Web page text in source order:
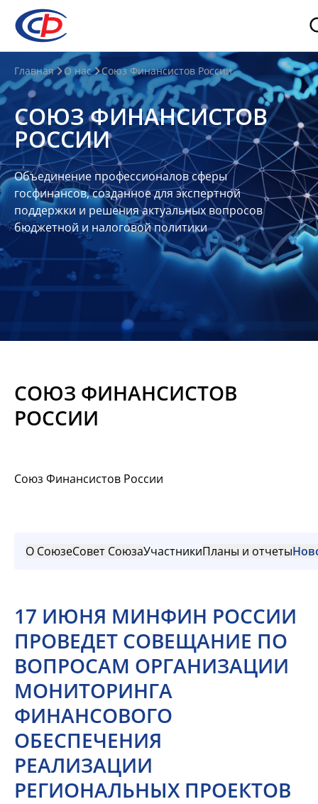
О
нас
О
СФР
Совет
Союза
Участники
Планы
отчеты
Контакты
Материалы
Главная О нас Союз Финансистов России
СОЮЗ ФИНАНСИСТОВ
РОССИИ
Объединение профессионалов сферы
госфинансов, созданное для экспертной
поддержки и решения актуальных вопросов
бюджетной и налоговой политики
СОЮЗ ФИНАНСИСТОВ
РОССИИ
Союз Финансистов России
О СоюзеСовет СоюзаУчастникиПланы и отчеты
17 ИЮНЯ МИНФИН РОССИИ
ПРОВЕДЕТ СОВЕЩАНИЕ ПО
ВОПРОСАМ ОРГАНИЗАЦИИ
МОНИТОРИНГА
ФИНАНСОВОГО
ОБЕСПЕЧЕНИЯ
РЕАЛИЗАЦИИ
РЕГИОНАЛЬНЫХ ПРОЕКТОВ